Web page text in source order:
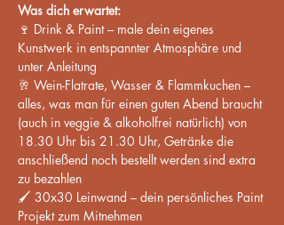
Was dich erwartet:
🍷 Drink & Paint – male dein eigenes
Kunstwerk in entspannter Atmosphäre und
unter Anleitung
🥂 Wein-Flatrate, Wasser & Flammkuchen –
alles, was man für einen guten Abend braucht
(auch in veggie & alkoholfrei natürlich) von
18.30 Uhr bis 21.30 Uhr, Getränke die
anschließend noch bestellt werden sind extra
zu bezahlen
🖌️ 30x30 Leinwand – dein persönliches Paint
Projekt zum Mitnehmen